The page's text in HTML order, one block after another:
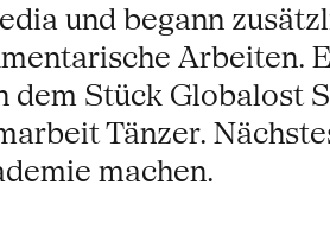
und begann
Arbeiten.
dem Stück Globalost
Tänzer.
machen.